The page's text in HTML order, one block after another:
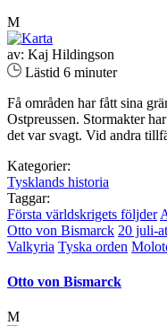
M
av: Kaj Hildingson
Lästid 6 minuter
Få områden har fått sina
Ostpreussen. Stormakter
det var svagt. Vid andra
Kategorier:
Tysklands historia
Taggar:
Första världskrigets följder
Otto von Bismarck 20 juli-
Valkyria Tyska orden
Otto von Bismarck
M